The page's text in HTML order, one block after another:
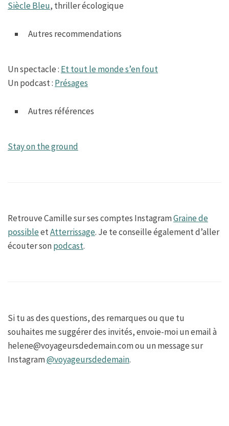
Siècle Bleu, thriller écologique
Autres recommendations
Un spectacle : Et tout le monde s’en fout
Un podcast : Présages
Autres références
Stay on the ground
Retrouve Camille sur ses comptes InstagramGraine de
possibleetAtterrissage. Je te conseille également d’aller
écouter sonpodcast.
Si tu as des questions, des remarques ou que tu
souhaites me suggérer des invités, envoie-moi un email à
helene@voyageursdedemain.com ou un message sur
Instagram@voyageursdedemain.